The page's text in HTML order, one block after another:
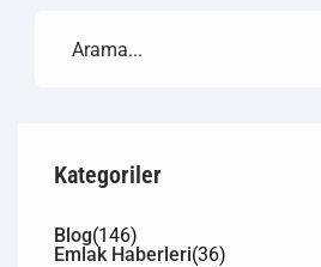
Kategoriler
Blog(146)
Emlak Haberleri(36)